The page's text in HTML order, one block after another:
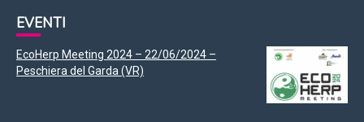
EVENTI
EcoHerp Meeting 2024 – 22/06/2024 –
Peschiera del Garda (VR)